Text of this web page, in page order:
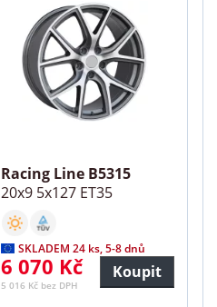
Racing Line B5315
20x9 5x127 ET35
SKLADEM 24 ks, 5-8 dnů
6 070 Kč
5 016 Kč bez DPH
Koupit